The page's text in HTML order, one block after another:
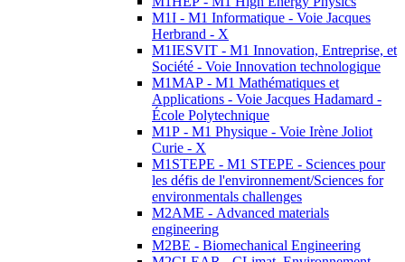
M1I - M1 Informatique - Voie Jacques
Herbrand - X
M1IESVIT - M1 Innovation, Entreprise, et
Société - Voie Innovation technologique
M1MAP - M1 Mathématiques et
Applications - Voie Jacques Hadamard -
École Polytechnique
M1P - M1 Physique - Voie Irène Joliot
Curie - X
M1STEPE - M1 STEPE - Sciences pour
les défis de l'environnement/Sciences for
environmentals challenges
M2AME - Advanced materials
engineering
M2BE - Biomechanical Engineering